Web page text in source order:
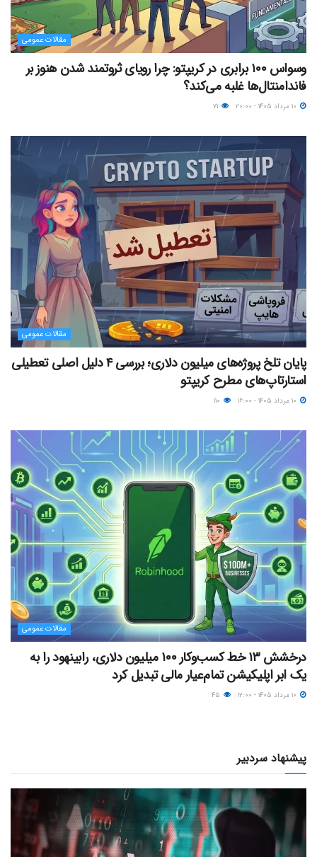
مقالات عمومی
وسواس ۱۰۰ برابری در کریپتو: چرا رویای ثروتمند شدن هنوز بر
فاندامنتال‌ها غلبه می‌کند؟
مقالات عمومی
پایان تلخ پروژه‌های میلیون دلاری؛ بررسی ۴ دلیل اصلی تعطیلی
استارتاپ‌های مطرح کریپتو
مقالات عمومی
درخشش ۱۳ خط کسب‌وکار ۱۰۰ میلیون دلاری، رابینهود را به
یک ابر اپلیکیشن تمام‌عیار مالی تبدیل کرد
پیشنهاد سردبیر